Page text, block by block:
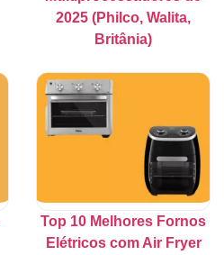
2025 (Philco, Walita,
Britânia)
Top 10 Melhores Fornos
Elétricos com Air Fryer